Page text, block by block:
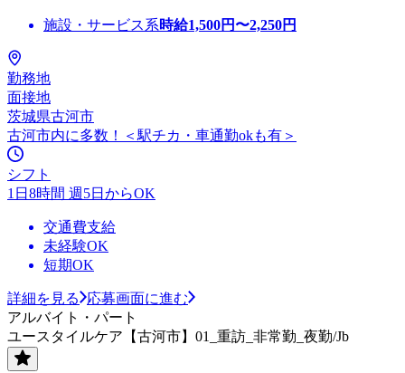
施設・サービス系時給1,500円〜2,250円
勤務地
面接地
茨城県古河市
古河市内に多数！＜駅チカ・車通勤okも有＞
シフト
1日8時間 週5日からOK
交通費支給
未経験OK
短期OK
詳細を見る
応募画面に進む
アルバイト・パート
ユースタイルケア【古河市】01_重訪_非常勤_夜勤/Jb